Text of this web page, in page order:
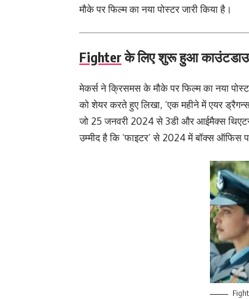
मौके पर फिल्म का नया पोस्टर जारी किया है।
Fighterके लिए शुरू हुआ
मेकर्स ने क्रिसमस के मौके पर फिल्म का नया
को शेयर करते हुए लिखा, ‘एक महीने में एयर
जो 25 जनवरी 2024 से 3डी और आईमैक्स थिएटर
उम्मीद है कि ‘फाइटर’ से 2024 में बॉक्स ऑफिस